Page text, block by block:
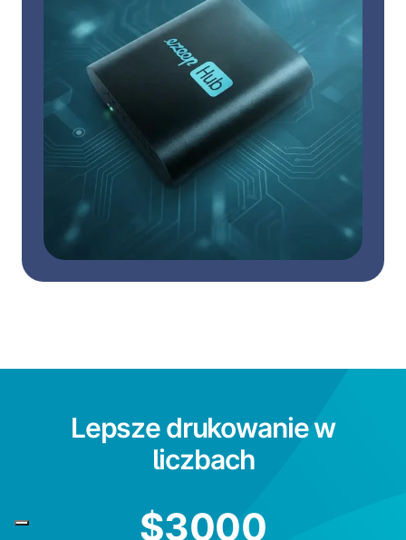
Lepsze drukowanie w
liczbach
3000
$